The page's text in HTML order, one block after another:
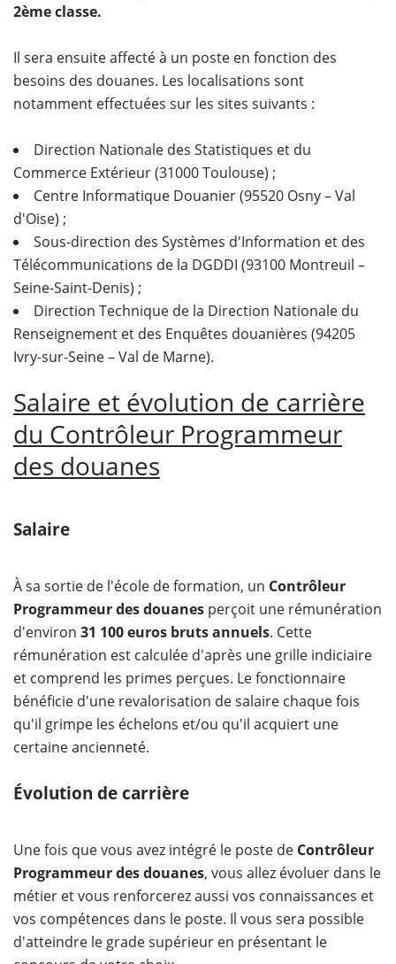
2ème classe.
Il sera ensuite affecté à un poste en fonction des
besoins des douanes. Les localisations sont
notamment effectuées sur les sites suivants :
Direction Nationale des Statistiques et du
Commerce Extérieur (31000 Toulouse) ;
Centre Informatique Douanier (95520 Osny – Val
d'Oise) ;
Sous-direction des Systèmes d'Information et des
Télécommunications de la DGDDI (93100 Montreuil –
Seine-Saint-Denis) ;
Direction Technique de la Direction Nationale du
Renseignement et des Enquêtes douanières (94205
Ivry-sur-Seine – Val de Marne).
Salaire et évolution de carrière
du Contrôleur Programmeur
des douanes
Salaire
À sa sortie de l'école de formation, un Contrôleur
Programmeur des douanes perçoit une rémunération
d'environ 31 100 euros bruts annuels. Cette
rémunération est calculée d'après une grille indiciaire
et comprend les primes perçues. Le fonctionnaire
bénéficie d'une revalorisation de salaire chaque fois
qu'il grimpe les échelons et/ou qu'il acquiert une
certaine ancienneté.
Évolution de carrière
Une fois que vous avez intégré le poste de Contrôleur
Programmeur des douanes, vous allez évoluer dans le
métier et vous renforcerez aussi vos connaissances et
vos compétences dans le poste. Il vous sera possible
d'atteindre le grade supérieur en présentant le